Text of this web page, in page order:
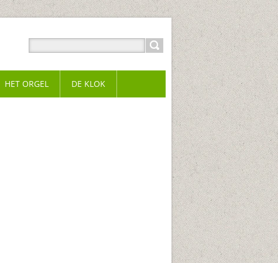
HET ORGEL DE KLOK